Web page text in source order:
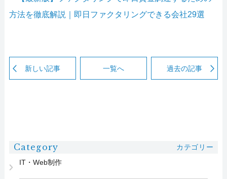
方法を徹底解説｜即日ファクタリングできる会社29選
新しい記事 一覧へ 過去の記事
Category
カテゴリー
IT・Web制作